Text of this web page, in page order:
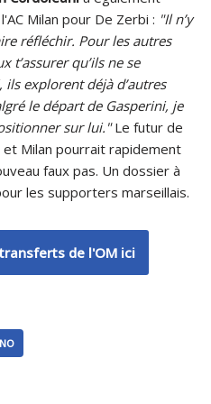
Milan pour De Zerbi : "Il n’y
réfléchir. Pour les autres
t’assurer qu’ils ne se
explorent déjà d’autres
le départ de Gasperini, je
sur lui."Le futur de
et Milan pourrait rapidement
faux pas. Un dossier à
les supporters marseillais.
de l'OM ici